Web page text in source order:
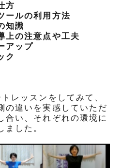
方
ールの利用方法
知識
上の注意点や工夫
アップ
ク
レッスンをしてみて、
の違いを実感していただ
合い、それぞれの環境に
ました。